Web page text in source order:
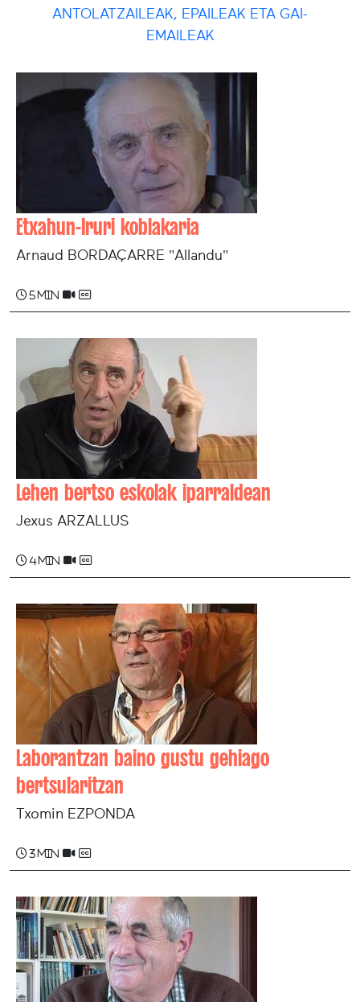
ANTOLATZAILEAK, EPAILEAK ETA GAI-
EMAILEAK
Etxahun-Iruri koblakaria
Arnaud BORDAÇARRE "Allandu"
5 min
Lehen bertso eskolak iparraldean
Jexus ARZALLUS
4 min
Laborantzan baino gustu gehiago
bertsularitzan
Txomin EZPONDA
3 min